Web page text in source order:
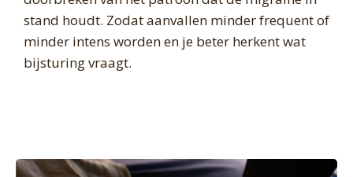
stand houdt. Zodat aanvallen minder frequent of
minder intens worden en je beter herkent wat
bijsturing vraagt.